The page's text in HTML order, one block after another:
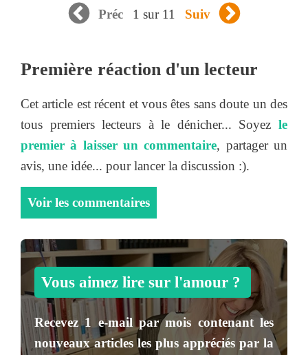
Préc 1 sur 11 Suiv
Première réaction d'un lecteur
Cet article est récent et vous êtes sans doute un des
tous premiers lecteurs à le dénicher... Soyez le
premier à laisser un commentaire, partager un
avis, une idée... pour lancer la discussion :).
Voir les commentaires
Vous aimez lire sur l'amour ?
Recevez1 e-mail par mois contenant les
nouveaux articles les plus appréciés par la